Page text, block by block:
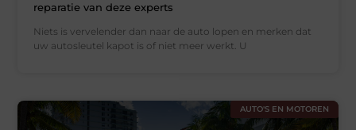
reparatie van deze experts
Niets is vervelender dan naar de auto lopen en merken dat
uw autosleutel kapot is of niet meer werkt. U
AUTO'S EN MOTOREN